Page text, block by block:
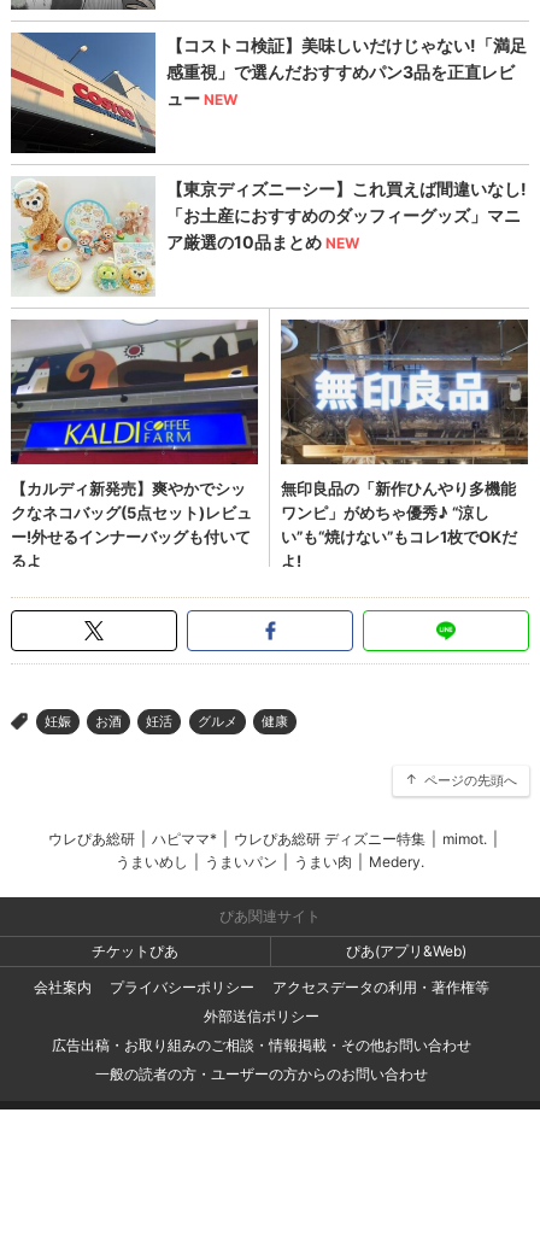
> 妊娠 お酒 妊活 グルメ 健康
ページの先頭へ
ウレぴあ総研 ハピママ* ウレぴあ総研 ディズニー特集 mimot.
うまいめし
うまいパン うまい肉 Medery.
ぴあ関連サイト
チケットぴあ
ぴあ(アプリ&Web)
会社案内
プライバシーポリシー
アクセスデータの利用・著作権等
外部送信ポリシー
広告出稿・お取り組みのご相談・情報掲載・その他お問い合わせ
一般の読者の方・ユーザーの方からのお問い合わせ